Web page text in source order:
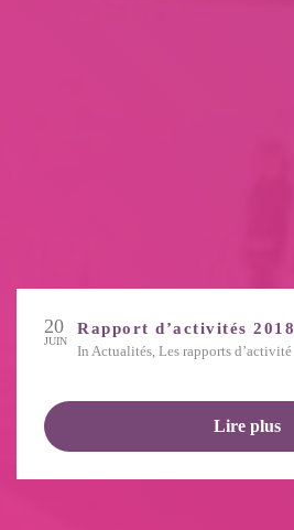
20
JUIN
Rapport d’activités 2018
in Actualités, Les rapports d’activité
Lire plus